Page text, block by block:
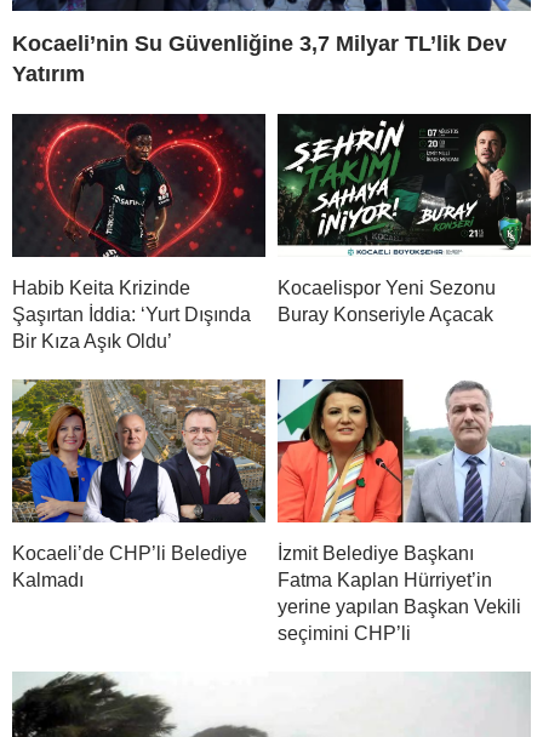
Kocaeli’nin Su Güvenliğine 3,7 Milyar TL’lik Dev
Yatırım
Habib Keita Krizinde
Şaşırtan İddia: ‘Yurt Dışında
Bir Kıza Aşık Oldu’
Kocaelispor Yeni Sezonu
Buray Konseriyle Açacak
Kocaeli’de CHP’li Belediye
Kalmadı
İzmit Belediye Başkanı
Fatma Kaplan Hürriyet’in
yerine yapılan Başkan Vekili
seçimini CHP’li